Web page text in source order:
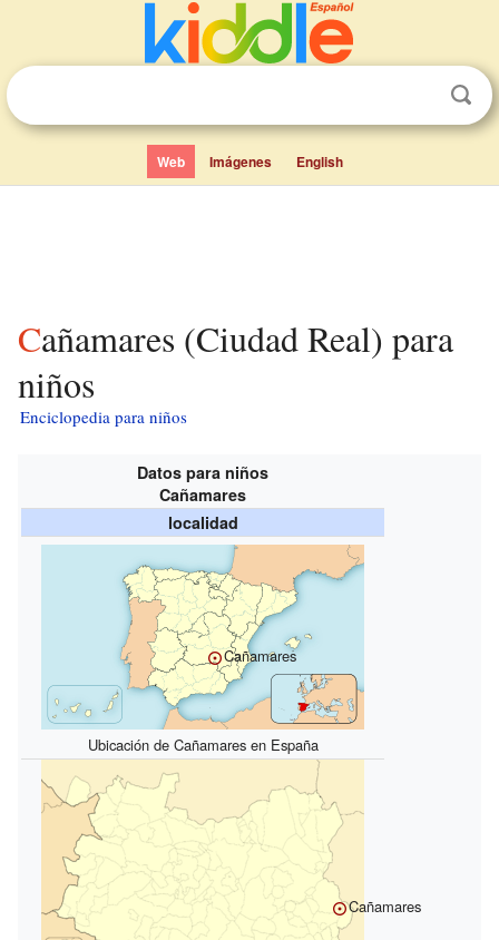
Web Imágenes English
Cañamares (Ciudad Real) para
niños
Enciclopedia para niños
Datos para niños
Cañamares
localidad
Cañamares
Ubicación de Cañamares en España
Cañamares